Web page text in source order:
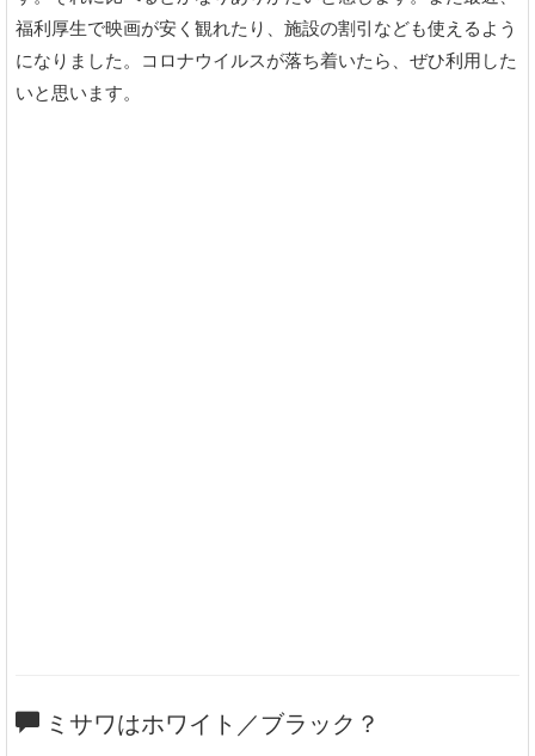
福利厚生で映画が安く観れたり、施設の割引なども使えるよう
になりました。コロナウイルスが落ち着いたら、ぜひ利用した
いと思います。
ミサワはホワイト／ブラック？